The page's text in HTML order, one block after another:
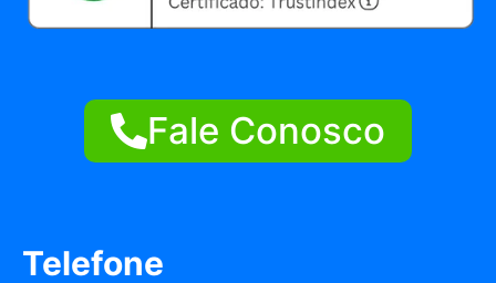
Fale Conosco
Telefone